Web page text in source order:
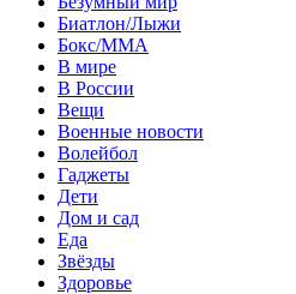
Биатлон/Лыжи
Бокс/MMA
В мире
В России
Вещи
Военные новости
Волейбол
Гаджеты
Дети
Дом и сад
Еда
Звёзды
Здоровье